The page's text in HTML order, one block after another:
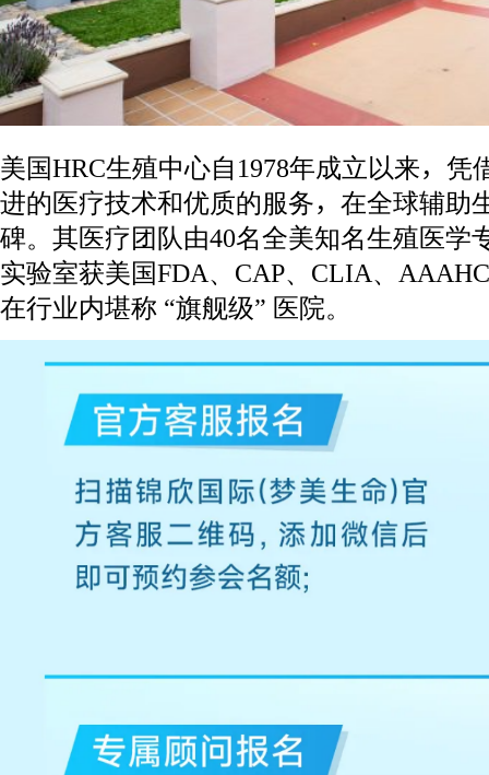
美国HRC生殖中心自1978年成立以来，凭
进的医疗技术和优质的服务，在全球辅助
碑。其医疗团队由40名全美知名生殖医学
实验室获美国FDA、CAP、CLIA、
在行业内堪称 “旗舰级” 医院。